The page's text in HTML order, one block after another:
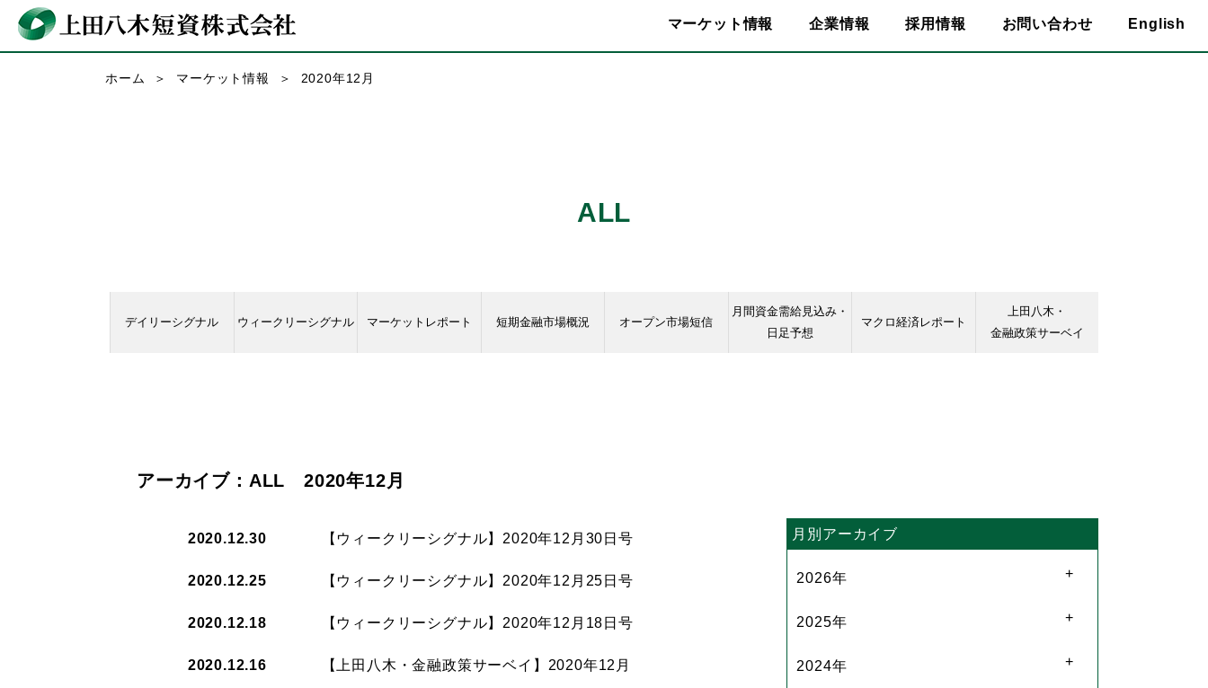
マーケット情報 企業情報 採用情報 お問い合わせ English
ホーム マーケット情報 2020年12月
ALL
デイリーシグナル ウィークリーシグナル マーケットレポート 短期金融市場概況 オープン市場短信
月間資金需給見込み・
日足予想
マクロ経済レポート
上田八木・
金融政策サーベイ
アーカイブ：ALL 2020年12月
2020.12.30 【ウィークリーシグナル】2020年12月30日号
2020.12.25 【ウィークリーシグナル】2020年12月25日号
2020.12.18 【ウィークリーシグナル】2020年12月18日号
2020.12.16 【上田八木・金融政策サーベイ】2020年12月
月別アーカイブ
2026年
2025年
2024年